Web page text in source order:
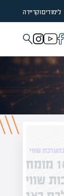
לימודים וקריירה